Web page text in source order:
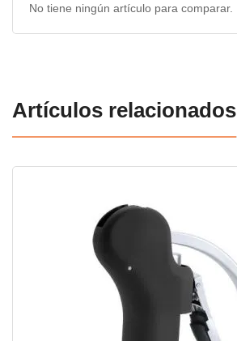
No tiene ningún artículo para comparar.
Artículos relacionados